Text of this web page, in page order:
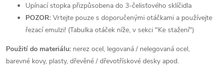
Upínací stopka přizpůsobena do 3-čelisťového sklíčidla
POZOR: Vrtejte pouze s doporučenými otáčkami a používejte
řezací emulzi! (Tabulka otáček níže, v sekci "Ke stažení")
Použití do materiálu: nerez ocel, legovaná / nelegovaná ocel,
barevné kovy, plasty, dřevěné / dřevotřískové desky apod.